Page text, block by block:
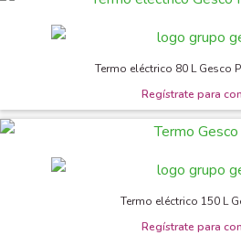
Termo eléctrico 80 L Gesco
Termo eléctrico 150 L